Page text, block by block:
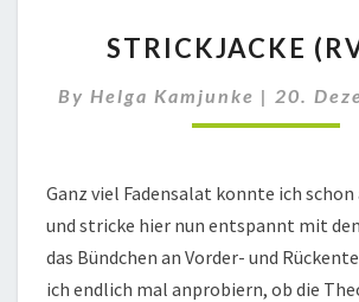
(RVO)
STRICKJACKE
By Helga Kamjunke | 20.
Ganz viel Fadensalat konnte ich schon
und stricke hier nun entspannt mit
das Bündchen an Vorder- und
ich endlich mal anprobiern, ob die